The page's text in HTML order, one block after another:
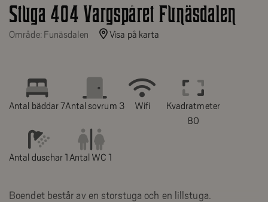
Stuga 404 Vargspåret Funäsdalen
Område: Funäsdalen Visa på karta
Antal bäddar 7Antal sovrum 3 Wifi
Kvadratmeter
80
Antal duschar 1Antal WC 1
Boendet består av en storstuga och en lillstuga.